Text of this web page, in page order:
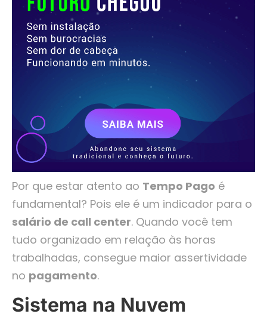
Por que estar atento ao Tempo Pago é
fundamental? Pois ele é um indicador para o
salário de call center. Quando você tem
tudo organizado em relação às horas
trabalhadas, consegue maior assertividade
no pagamento.
Sistema na Nuvem